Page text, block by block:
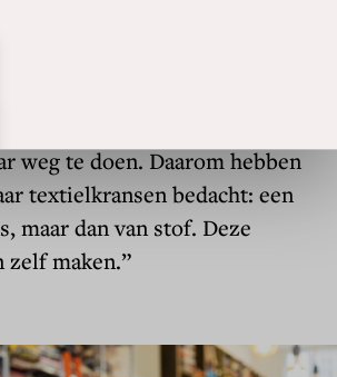
textiel vanuit donaties, maar
verwerken. Hele dunne
Toch zijn de stoffen te
weg te doen. Daarom hebben
textielkransen bedacht: een
maar dan van stof. Deze
zelf maken.”